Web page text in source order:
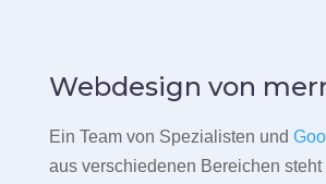
Webdesign von
Ein Team von Spezialisten und
aus verschiedenen Bereichen steht